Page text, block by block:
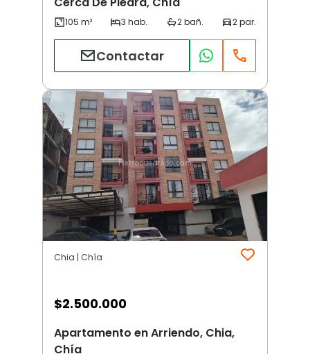
Contactar
Chia | Chía
$2.500.000
Apartamento en Arriendo, Chia,
Chía